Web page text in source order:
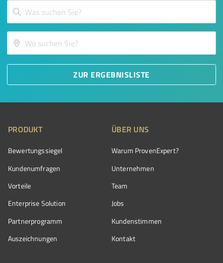
ZUR ERGEBNISLISTE
PRODUKT
Bewertungssiegel
Kundenumfragen
Vorteile
Enterprise Solution
Partnerprogramm
Auszeichnungen
ÜBER UNS
Warum ProvenExpert?
Unternehmen
Team
Jobs
Kundenstimmen
Kontakt